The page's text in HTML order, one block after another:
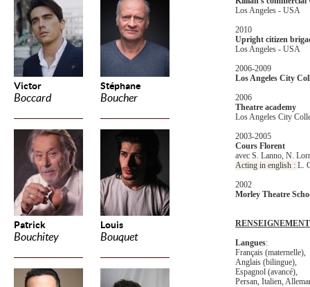
Victor
Boccard
Stéphane
Boucher
Patrick
Bouchitey
Louis
Bouquet
Los Angeles - USA
2010
Upright citizen
Los Angeles - USA
2006-2009
Los Angeles City
2006
Theatre academy
Los Angeles City
2003-2005
Cours Florent
avec S. Lanno, N.
Acting in english : L.
2002
Morley Theatre
Langues:
Français (maternelle),
Anglais (bilingue),
Espagnol (avancé),
Persan, Italien,